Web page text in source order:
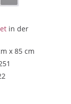
in der
x 85 cm